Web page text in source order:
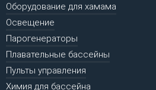
Оборудование для хамама
Освещение
Парогенераторы
Плавательные бассейны
Пульты управления
Химия для бассейна